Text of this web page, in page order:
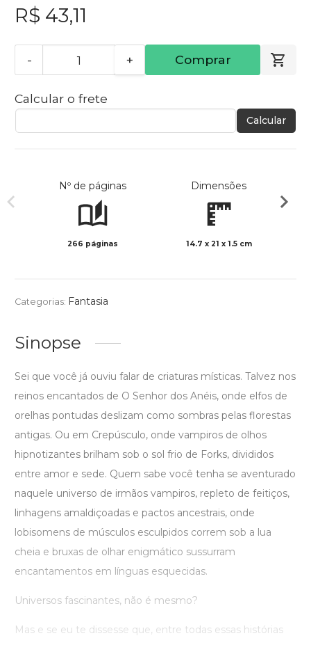
R$ 43,11
- + Comprar
Calcular o frete
Calcular
Nº de páginas
266 páginas
Dimensões
14.7 x 21 x 1.5 cm
Categorias: Fantasia
Sinopse
Sei que você já ouviu falar de criaturas místicas. Talvez nos
reinos encantados de O Senhor dos Anéis, onde elfos de
orelhas pontudas deslizam como sombras pelas florestas
antigas. Ou em Crepúsculo, onde vampiros de olhos
hipnotizantes brilham sob o sol frio de Forks, divididos
entre amor e sede. Quem sabe você tenha se aventurado
naquele universo de irmãos vampiros, repleto de feitiços,
linhagens amaldiçoadas e pactos ancestrais, onde
lobisomens de músculos esculpidos correm sob a lua
cheia e bruxas de olhar enigmático sussurram
encantamentos em línguas esquecidas.
Universos fascinantes, não é mesmo?
Mas e se eu te dissesse que, entre todas essas histórias